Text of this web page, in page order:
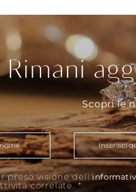
Rimani
Scopri le
preso visione dell'
correlate. *